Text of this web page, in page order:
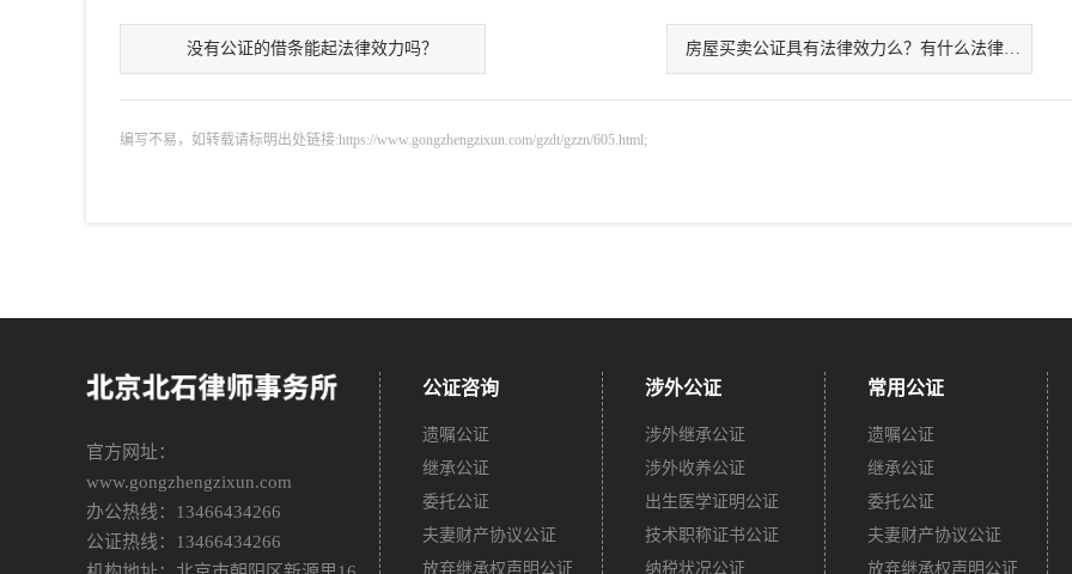
没有公证的借条能起法律效力吗？ 房屋买卖公证具有法律效力么？有什么法律效力
编写不易，如转载请标明出处链接:https://www.gongzhengzixun.com/gzdt/gzzn/605.html;
官方网址：
www.gongzhengzixun.com
办公热线：13466434266
公证热线：13466434266
公证咨询
遗嘱公证
继承公证
委托公证
夫妻财产协议公证
放弃继承权声明公证
涉外公证
涉外继承公证
涉外收养公证
出生医学证明公证
技术职称证书公证
纳税状况公证
常用公证
遗嘱公证
继承公证
委托公证
夫妻财产协议公证
放弃继承权声明公证